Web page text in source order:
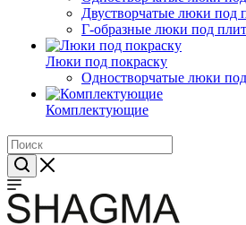
Двустворчатые люки под
Г-образные люки под
Люки под покраску
Одностворчатые люки
Комплектующие